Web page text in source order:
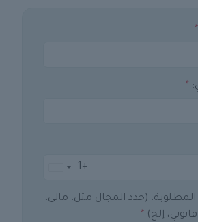
*
*
+1
+1
المطلوبة: (حدد المجال مثل: مالي،
إلخ) *